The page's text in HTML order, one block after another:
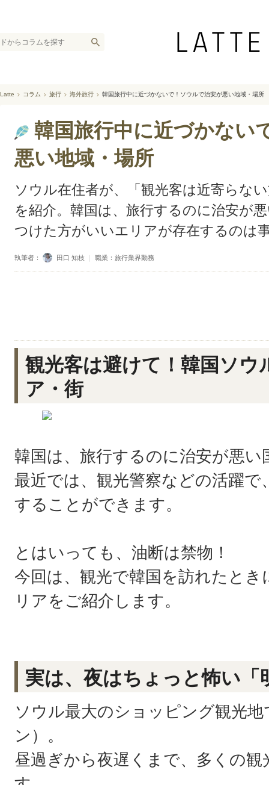
Latte コラム 旅行 海外旅行 韓国旅行中に近づかないで！ソウルで治安が悪い地域・場所
韓国旅行中に近づかない
悪い地域・場所
ソウル在住者が、「観光客は近寄らな
を紹介。韓国は、旅行するのに治安が
つけた方がいいエリアが存在するのは
執筆者： 田口 知枝 ｜ 職業：旅行業界勤務
観光客は避けて！韓国ソウ
ア・街
韓国は、旅行するのに治安が悪
最近では、観光警察などの活躍で
することができます。
とはいっても、油断は禁物！
今回は、観光で韓国を訪れたと
リアをご紹介します。
実は、夜はちょっと怖い「
ソウル最大のショッピング観光
ン）。
昼過ぎから夜遅くまで、多くの